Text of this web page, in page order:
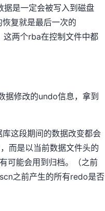
是一定会被写入到磁盘
复就是最后一次的
两个rba在控制文件中都
据修改的undo信息，拿到
这段期间的数据改变都会
而是以当前数据文件头的
可能会用到归档。（之前
之前产生的所有redo是否